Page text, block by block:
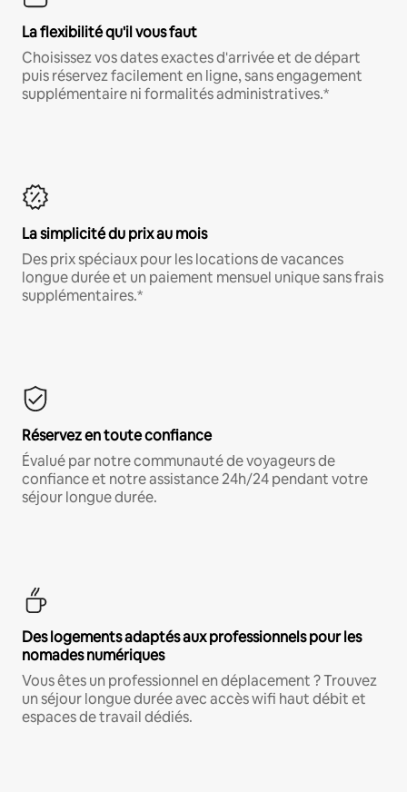
La flexibilité qu'il vous faut
Choisissez vos dates exactes d'arrivée et de départ
puis réservez facilement en ligne, sans engagement
supplémentaire ni formalités administratives.*
La simplicité du prix au mois
Des prix spéciaux pour les locations de vacances
longue durée et un paiement mensuel unique sans frais
supplémentaires.*
Réservez en toute confiance
Évalué par notre communauté de voyageurs de
confiance et notre assistance 24h/24 pendant votre
séjour longue durée.
Des logements adaptés aux professionnels pour les
nomades numériques
Vous êtes un professionnel en déplacement ? Trouvez
un séjour longue durée avec accès wifi haut débit et
espaces de travail dédiés.